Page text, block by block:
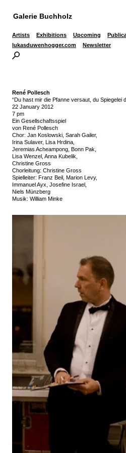
Galerie Buchholz
Artists Exhibitions Upcoming
lukasduwenhogger.com
Newsletter
René Pollesch
“Du hast mir die Pfanne versaut, du Spiegelei
22 January 2012
7 pm
Ein Gesellschaftsspiel
von René Pollesch
Chor: Jan Koslowski, Sarah Gailer,
Irina Sulaver, Lisa Hrdina,
Jeremias Acheampong, Bonn Pak,
Lisa Wenzel, Anna Kubelik,
Christine Gross
Chorleitung: Christine Gross
Spielleiter: Franz Beil, Marion Levy,
Immanuel Ayx, Josefine Israel,
Niels Münzberg
Musik: William Minke